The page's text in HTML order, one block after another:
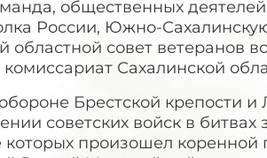
общественных
России, Южно-
областной совет ветеранов
Сахалинской
Брестской крепости и
советских войск в битвах
которых произошел коренной